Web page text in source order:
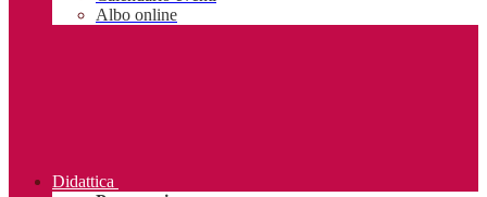
Albo online
Didattica